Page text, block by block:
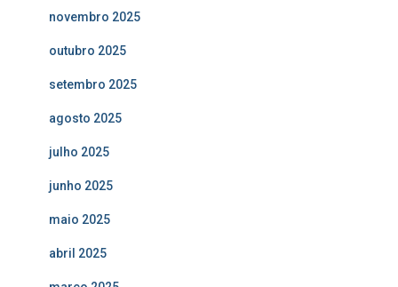
novembro 2025
outubro 2025
setembro 2025
agosto 2025
julho 2025
junho 2025
maio 2025
abril 2025